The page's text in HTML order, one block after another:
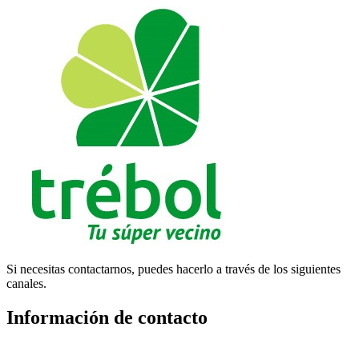
Si necesitas contactarnos, puedes hacerlo a través de los siguientes
canales.
Información de contacto